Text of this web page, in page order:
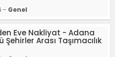
- Genel
Eve Nakliyat - Adana
Arası Taşımacılık